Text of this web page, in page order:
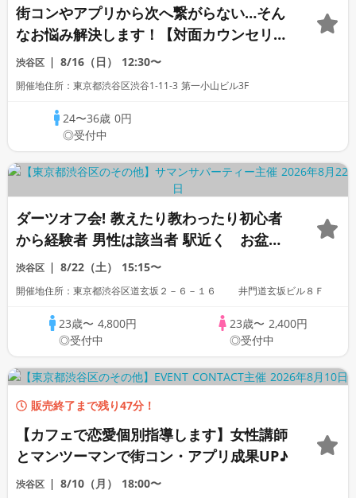
街コンやアプリから次へ繋がらない…そん
なお悩み解決します！【対面カウンセリン
グ】
渋谷区 8/16（日） 12:30〜
開催地住所：東京都渋谷区渋谷1-11-3 第一小山ビル3F
24〜36歳0円
◎受付中
ダーツオフ会! 教えたり教わったり初心者
から経験者 男性は該当者 駅近く お盆
「高身長」「家庭的」「一部上場企業」
「大手企業」「公務員」「警察官」「自
渋谷区 8/22（土） 15:15〜
開催地住所：東京都渋谷区道玄坂２－６－１６ 井門道玄坂ビル８Ｆ
23歳〜 4,800円
◎受付中
23歳〜 2,400円
◎受付中
販売終了まで残り47分！
【カフェで恋愛個別指導します】女性講師
とマンツーマンで街コン・アプリ成果UP♪
渋谷区 8/10（月） 18:00〜